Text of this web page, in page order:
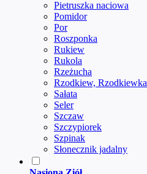
Pietruszka naciowa
Pomidor
Por
Roszponka
Rukiew
Rukola
Rzeżucha
Rzodkiew, Rzodkiewka
Sałata
Seler
Szczaw
Szczypiorek
Szpinak
Słonecznik jadalny